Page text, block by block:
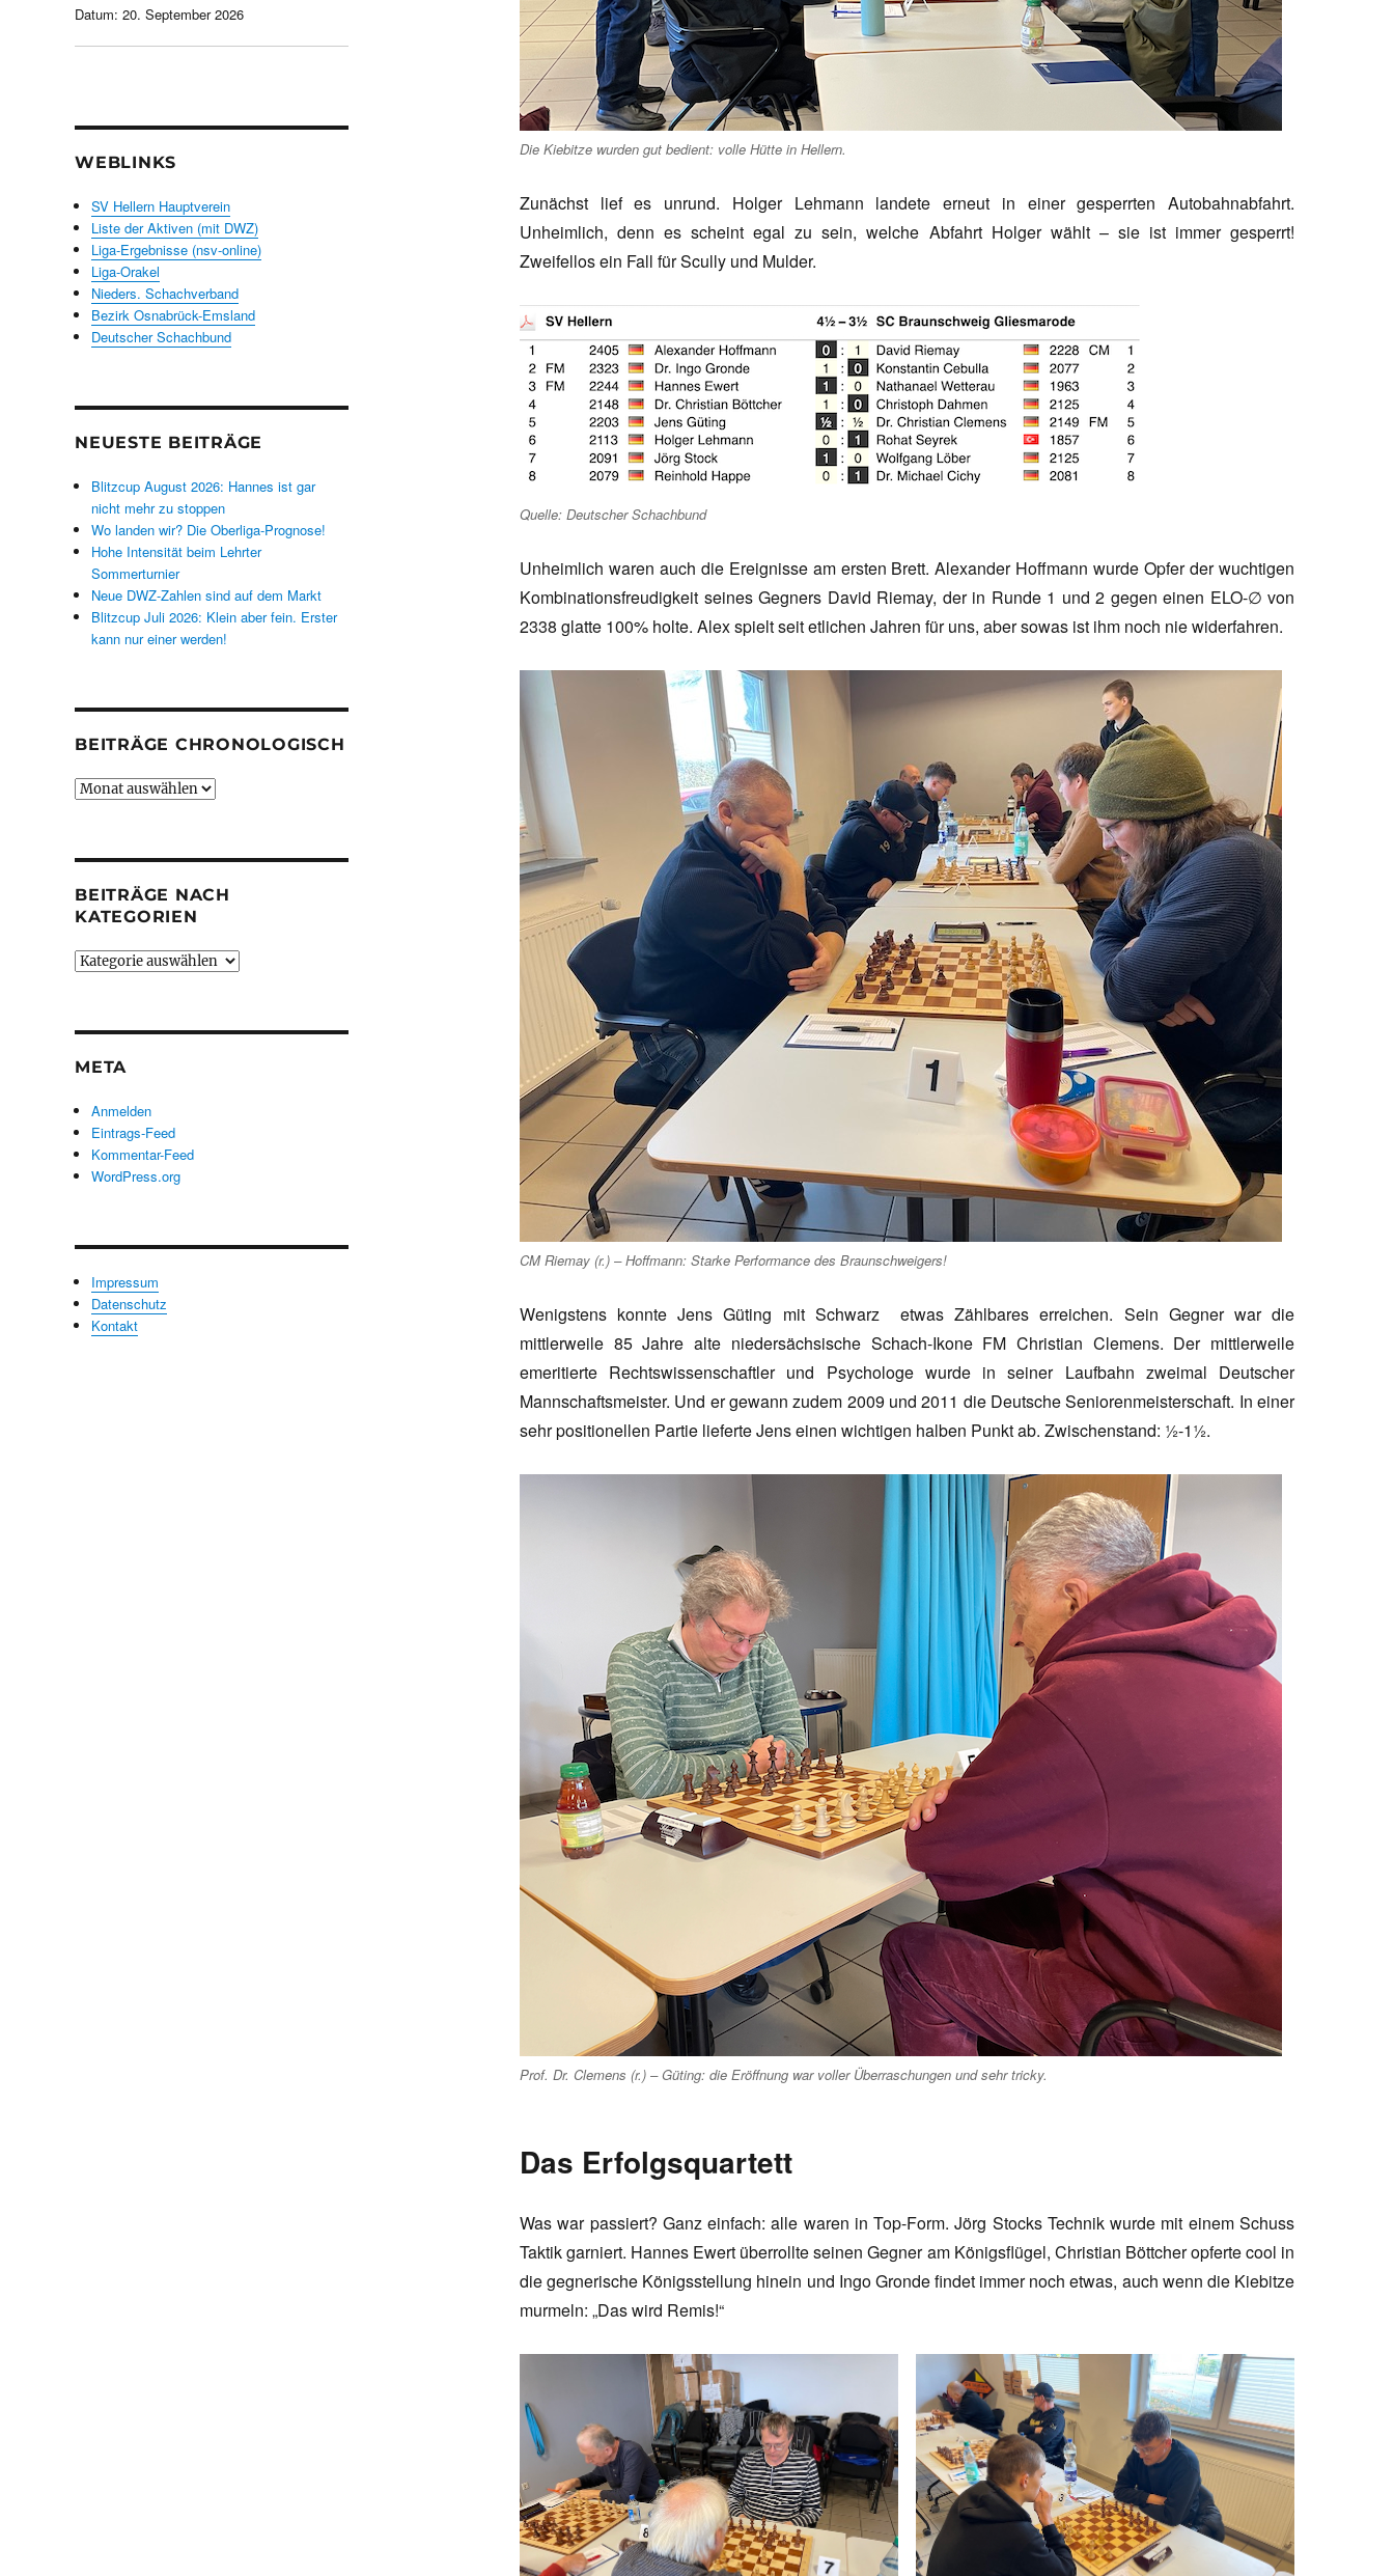
Die Kiebitze wurden gut bedient: volle Hütte in Hellern.
Zunächst lief es unrund. Holger Lehmann landete erneut in einer gesperrten Autobahnabfahrt.
Unheimlich, denn es scheint egal zu sein, welche Abfahrt Holger wählt – sie ist immer gesperrt!
Zweifellos ein Fall für Scully und Mulder.
Quelle: Deutscher Schachbund
Unheimlich waren auch die Ereignisse am ersten Brett. Alexander Hoffmann wurde Opfer der wuchtigen
Kombinationsfreudigkeit seines Gegners David Riemay, der in Runde 1 und 2 gegen einen ELO-∅ von
2338 glatte 100% holte. Alex spielt seit etlichen Jahren für uns, aber sowas ist ihm noch nie widerfahren.
CM Riemay (r.) – Hoffmann: Starke Performance des Braunschweigers!
Wenigstens konnte Jens Güting mit Schwarz etwas Zählbares erreichen. Sein Gegner war die
mittlerweile 85 Jahre alte niedersächsische Schach-Ikone FM Christian Clemens. Der mittlerweile
emeritierte Rechtswissenschaftler und Psychologe wurde in seiner Laufbahn zweimal Deutscher
Mannschaftsmeister. Und er gewann zudem 2009 und 2011 die Deutsche Seniorenmeisterschaft. In einer
sehr positionellen Partie lieferte Jens einen wichtigen halben Punkt ab. Zwischenstand: ½-1½.
Prof. Dr. Clemens (r.) – Güting: die Eröffnung war voller Überraschungen und sehr tricky.
Das Erfolgsquartett
Was war passiert? Ganz einfach: alle waren in Top-Form. Jörg Stocks Technik wurde mit einem Schuss
Taktik garniert. Hannes Ewert überrollte seinen Gegner am Königsflügel, Christian Böttcher opferte cool in
die gegnerische Königsstellung hinein und Ingo Gronde findet immer noch etwas, auch wenn die Kiebitze
murmeln: „Das wird Remis!“
Datum: 20. September 2026
WEBLINKS
SV Hellern Hauptverein
Liste der Aktiven (mit DWZ)
Liga-Ergebnisse (nsv-online)
Liga-Orakel
Nieders. Schachverband
Bezirk Osnabrück-Emsland
Deutscher Schachbund
NEUESTE BEITRÄGE
Blitzcup August 2026: Hannes ist gar
nicht mehr zu stoppen
Wo landen wir? Die Oberliga-Prognose!
Hohe Intensität beim Lehrter
Sommerturnier
Neue DWZ-Zahlen sind auf dem Markt
Blitzcup Juli 2026: Klein aber fein. Erster
kann nur einer werden!
BEITRÄGE CHRONOLOGISCH
Beiträge
BEITRÄGE NACH
KATEGORIEN
Beiträge
META
Anmelden
Eintrags-Feed
Kommentar-Feed
WordPress.org
Impressum
Datenschutz
Kontakt